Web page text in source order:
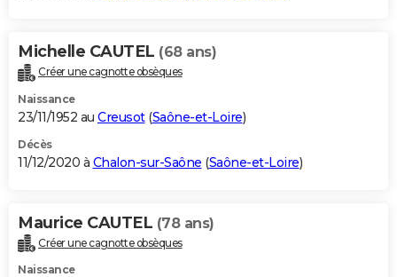
Michelle CAUTEL (68 ans)
Créer une cagnotte obsèques
Naissance
23/11/1952 au Creusot(Saône-et-Loire)
Décès
11/12/2020 à Chalon-sur-Saône (Saône-et-Loire)
Maurice CAUTEL (78 ans)
Créer une cagnotte obsèques
Naissance